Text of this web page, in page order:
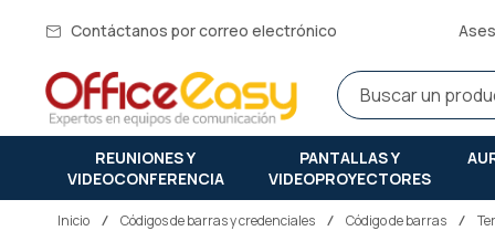
Contáctanos por correo electrónico
REUNIONES Y
VIDEOCONFERENCIA
PANTALLAS Y
VIDEOPROYECTORES
Inicio códigos de barras y credenciales Código de barras